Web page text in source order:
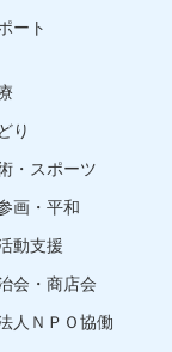
ート
り
・スポーツ
画・平和
動支援
会・商店会
人ＮＰＯ協働